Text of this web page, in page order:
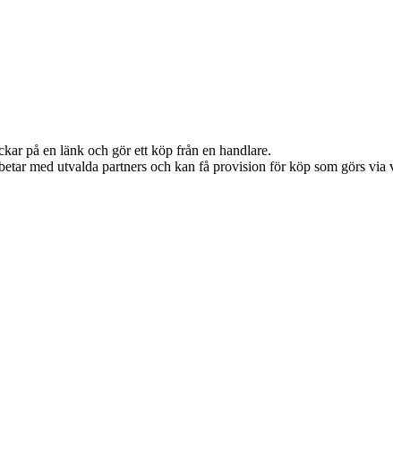
på en länk och gör ett köp från en handlare.
med utvalda partners och kan få provision för köp som görs